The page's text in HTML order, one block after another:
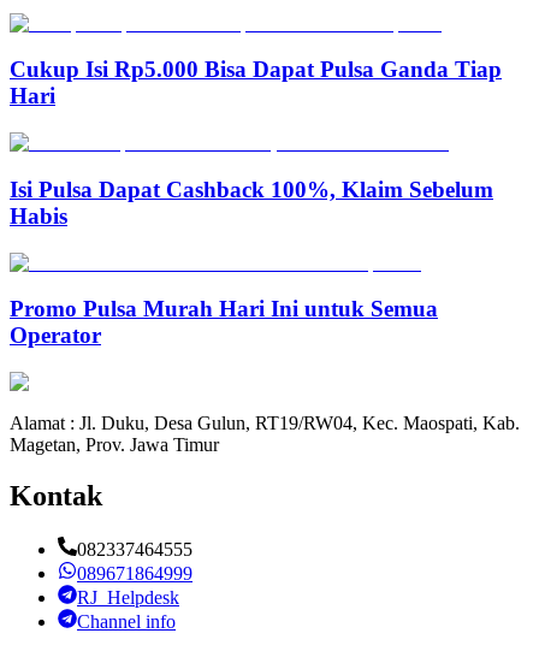
Cukup Isi Rp5.000 Bisa Dapat Pulsa Ganda Tiap
Hari
Isi Pulsa Dapat Cashback 100%, Klaim Sebelum
Habis
Promo Pulsa Murah Hari Ini untuk Semua
Operator
Alamat : Jl. Duku, Desa Gulun, RT19/RW04, Kec. Maospati, Kab.
Magetan, Prov. Jawa Timur
Kontak
082337464555
089671864999
RJ_Helpdesk
Channel info